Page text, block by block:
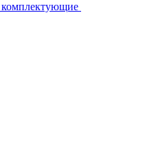
комплектующие